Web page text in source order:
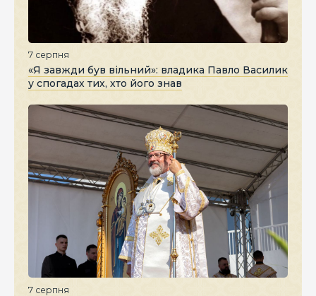
7 серпня
«Я завжди був вільний»: владика Павло Василик
у спогадах тих, хто його знав
7 серпня